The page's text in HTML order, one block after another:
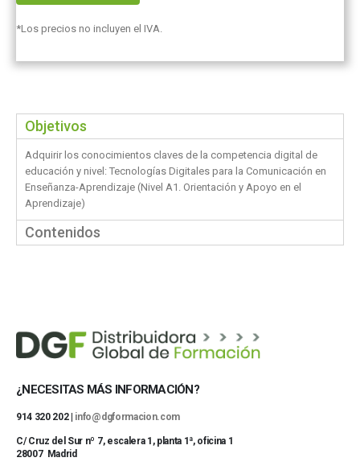
*Los precios no incluyen el IVA.
Objetivos
Adquirir los conocimientos claves de la competencia digital de
educación y nivel: Tecnologías Digitales para la Comunicación en
Enseñanza-Aprendizaje (Nivel A1. Orientación y Apoyo en el
Aprendizaje)
Contenidos
¿NECESITAS MÁS INFORMACIÓN?
914 320 202 | info@dgformacion.com
C/ Cruz del Sur nº 7, escalera 1, planta 1ª, oficina 1
28007 Madrid